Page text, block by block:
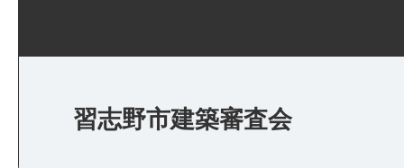
習志野市建築審査会